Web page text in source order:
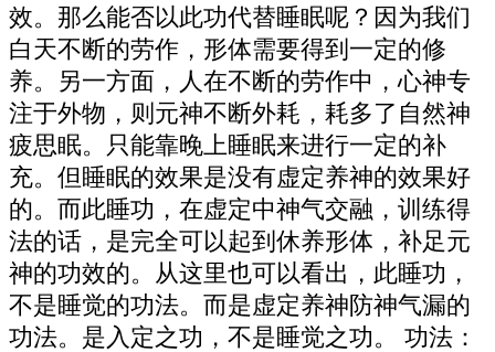
效。那么能否以此功代替睡眠呢？因为我们
白天不断的劳作，形体需要得到一定的修
养。另一方面，人在不断的劳作中，心神专
注于外物，则元神不断外耗，耗多了自然神
疲思眠。只能靠晚上睡眠来进行一定的补
充。但睡眠的效果是没有虚定养神的效果好
的。而此睡功，在虚定中神气交融，训练得
法的话，是完全可以起到休养形体，补足元
神的功效的。从这里也可以看出，此睡功，
不是睡觉的功法。而是虚定养神防神气漏的
功法。是入定之功，不是睡觉之功。 功法：